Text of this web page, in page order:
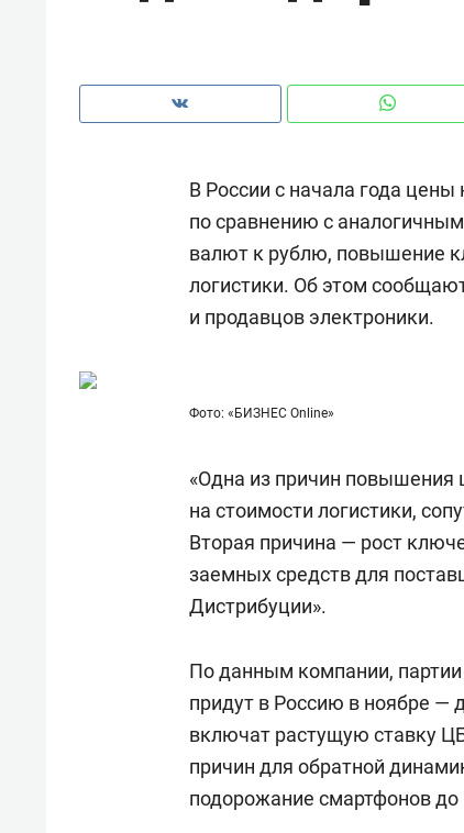
В России с начала года
по сравнению с
валют к рублю, повышение
логистики. Об этом
и продавцов электроники.
Фото: «БИЗНЕС Online»
«Одна из причин повышения
на стоимости логистики,
Вторая причина — рост
заемных средств для
Дистрибуции».
По данным компании,
придут в Россию в ноябре —
включат растущую ставку
причин для обратной
подорожание смартфонов
с ментальным и физическим
состоянием как основа
антихрупких команд
в